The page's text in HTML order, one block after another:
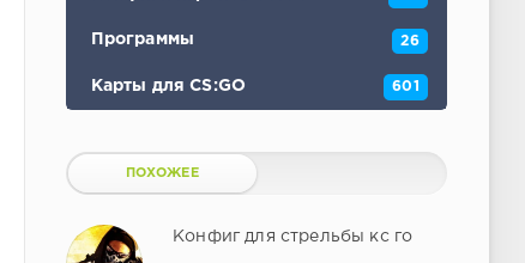
Программы 26
Карты для CS:GO 601
ПОХОЖЕЕ
Конфиг для стрельбы кс го